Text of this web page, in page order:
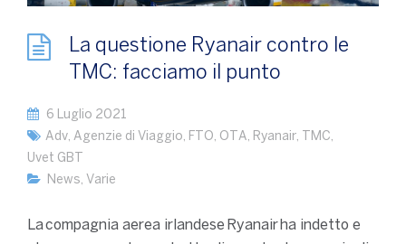
La questione Ryanair contro le
TMC: facciamo il punto
6 Luglio 2021
Adv, Agenzie di Viaggio, FTO, OTA, Ryanair, TMC,
Uvet GBT
News, Varie
La compagnia aerea irlandese Ryanair ha indetto e